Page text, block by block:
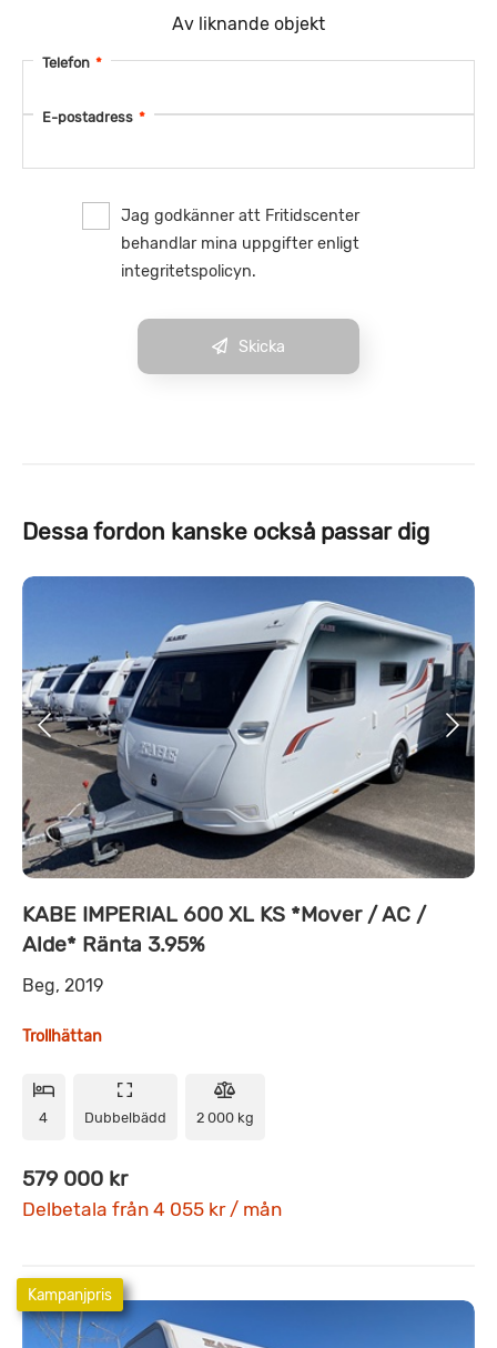
Av liknande objekt
Telefon *
E-postadress *
Jag godkänner att Fritidscenter
behandlar mina uppgifter enligt
integritetspolicyn.
Skicka
Dessa fordon kanske också passar dig
KABE IMPERIAL 600 XL KS *Mover / AC /
Alde* Ränta 3.95%
Beg, 2019
Trollhättan
4 Dubbelbädd 2 000 kg
579 000 kr
Delbetala från 4 055 kr / mån
Kampanjpris